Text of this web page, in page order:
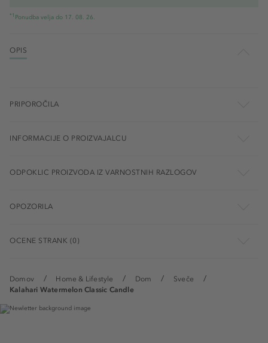
Domov Home & Lifestyle Dom
Sveče
Kalahari Watermelon Classic Candle
*1 Ponudba velja do 17. 08. 26.
OPIS
PRIPOROČILA
INFORMACIJE O PROIZVAJALCU
ODPOKLIC PROIZVODA IZ VARNOSTNIH RAZLOGOV
OPOZORILA
OCENE STRANK (0)